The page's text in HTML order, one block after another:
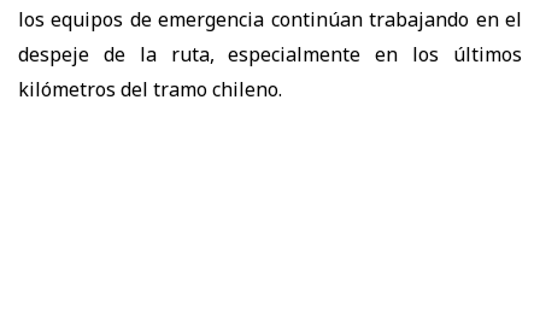
los equipos de emergencia continúan trabajando en el
despeje de la ruta, especialmente en los últimos
kilómetros del tramo chileno.